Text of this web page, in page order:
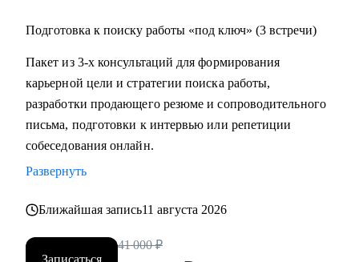
Подготовка к поиску работы «под ключ» (3 встречи)
Пакет из 3-х консультаций для формирования
карьерной цели и стратегии поиска работы,
разработки продающего резюме и сопроводительного
письма, подготовки к интервью или репетиции
собеседования онлайн.
Развернуть
Ближайшая запись11 августа 2026
Записаться
41 000 ₽